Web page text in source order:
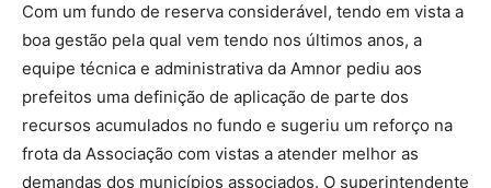
Com um fundo de reserva considerável, tendo em vista a
boa gestão pela qual vem tendo nos últimos anos, a
equipe técnica e administrativa da Amnor pediu aos
prefeitos uma definição de aplicação de parte dos
recursos acumulados no fundo e sugeriu um reforço na
frota da Associação com vistas a atender melhor as
demandas dos municípios associados. O superintendente